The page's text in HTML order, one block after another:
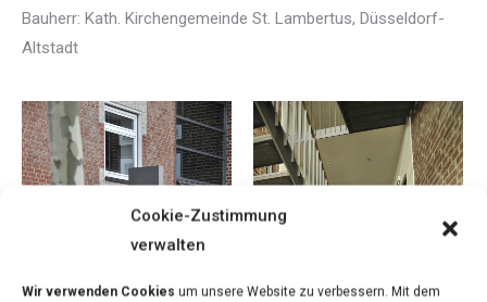
Cookie-Zustimmung
verwalten
Wir verwenden Cookies um unsere Website zu verbessern. Mit dem
Bauherr: Kath. Kirchengemeinde St. Lambertus, Düsseldorf-
Altstadt